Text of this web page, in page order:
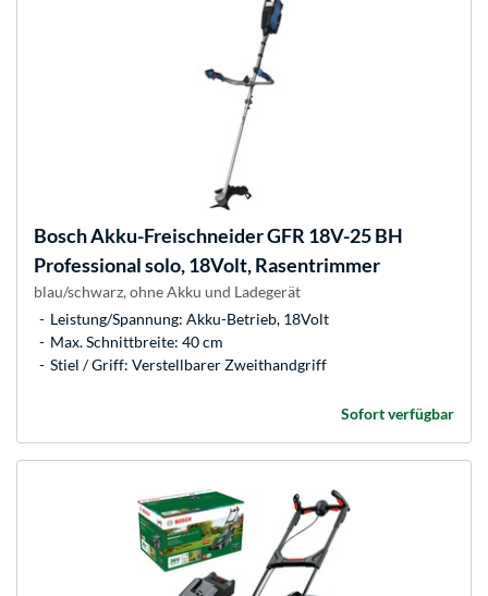
BoschAkku-Freischneider GFR 18V-25 BH
Professional solo, 18Volt, Rasentrimmer
blau/schwarz, ohne Akku und Ladegerät
Leistung/Spannung: Akku-Betrieb, 18Volt
Max. Schnittbreite: 40 cm
Stiel / Griff: Verstellbarer Zweithandgriff
Sofort verfügbar